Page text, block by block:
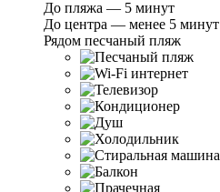
До пляжа — 5 минут
До центра — менее 5 минут
Рядом песчаный пляж